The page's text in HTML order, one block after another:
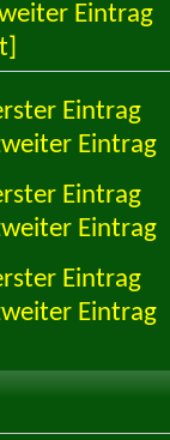
Eintrag
Eintrag
Eintrag
Eintrag
Eintrag
Eintrag
Eintrag